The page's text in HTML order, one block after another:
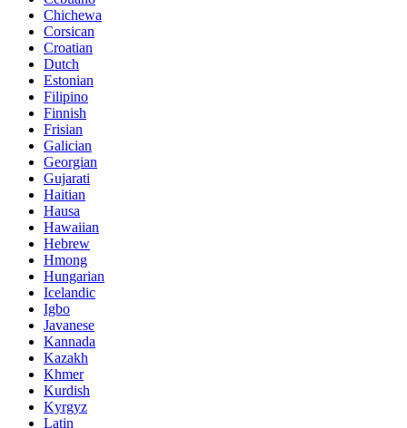
Chichewa
Corsican
Croatian
Dutch
Estonian
Filipino
Finnish
Frisian
Galician
Georgian
Gujarati
Haitian
Hausa
Hawaiian
Hebrew
Hmong
Hungarian
Icelandic
Igbo
Javanese
Kannada
Kazakh
Khmer
Kurdish
Kyrgyz
Latin